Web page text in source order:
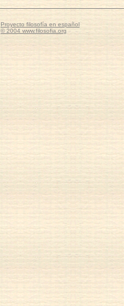
Proyecto filosofía en español
© 2004 www.filosofia.org